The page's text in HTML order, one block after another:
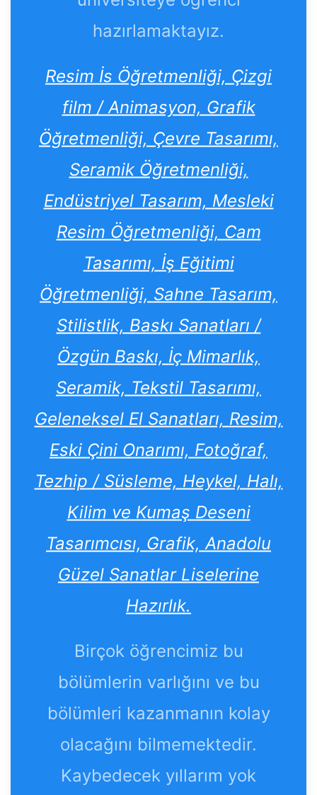
hazırlamaktayız.
Resim İs Öğretmenliği, Çizgi
film / Animasyon, Grafik
Öğretmenliği, Çevre Tasarımı,
Seramik Öğretmenliği,
Endüstriyel Tasarım, Mesleki
Resim Öğretmenliği, Cam
Tasarımı, İş Eğitimi
Öğretmenliği, Sahne Tasarım,
Stilistlik, Baskı Sanatları /
Özgün Baskı, İç Mimarlık,
Seramik, Tekstil Tasarımı,
Geleneksel El Sanatları, Resim,
Eski Çini Onarımı, Fotoğraf,
Tezhip / Süsleme, Heykel, Halı,
Kilim ve Kumaş Deseni
Tasarımcısı, Grafik, Anadolu
Güzel Sanatlar Liselerine
Hazırlık.
Birçok öğrencimiz bu
bölümlerin varlığını ve bu
bölümleri kazanmanın kolay
olacağını bilmemektedir.
Kaybedecek yıllarım yok